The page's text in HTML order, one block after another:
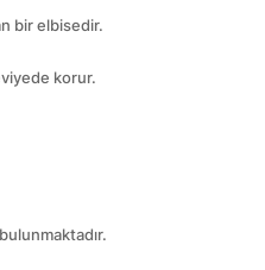
bir elbisedir.
korur.